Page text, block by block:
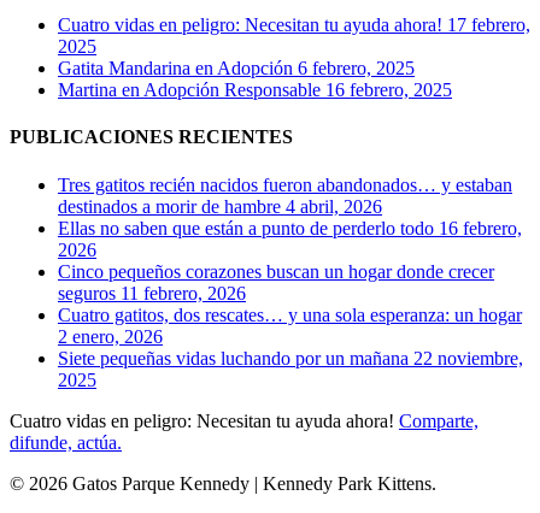
Cuatro vidas en peligro: Necesitan tu ayuda ahora! 17 febrero,
2025
Gatita Mandarina en Adopción 6 febrero, 2025
Martina en Adopción Responsable 16 febrero, 2025
PUBLICACIONES RECIENTES
Tres gatitos recién nacidos fueron abandonados… y estaban
destinados a morir de hambre 4 abril, 2026
Ellas no saben que están a punto de perderlo todo 16 febrero,
2026
Cinco pequeños corazones buscan un hogar donde crecer
seguros 11 febrero, 2026
Cuatro gatitos, dos rescates… y una sola esperanza: un hogar
2 enero, 2026
Siete pequeñas vidas luchando por un mañana 22 noviembre,
2025
Cuatro vidas en peligro: Necesitan tu ayuda ahora! Comparte,
difunde, actúa.
© 2026 Gatos Parque Kennedy | Kennedy Park Kittens.